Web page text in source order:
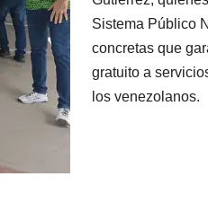
Sistema Público
concretas que
gratuito a
los venezolanos.